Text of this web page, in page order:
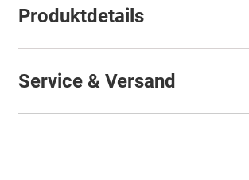
Produktdetails
Service & Versand